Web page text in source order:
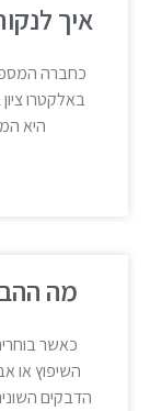
איך
כחברה
באלקטרו
היא
מה
כאשר
השיפוץ או
הדבקים